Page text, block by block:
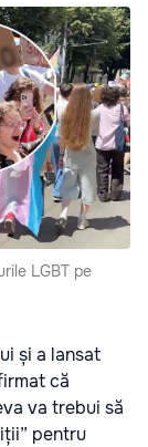
LGBT pe
și a lansat
că
va trebui să
pentru